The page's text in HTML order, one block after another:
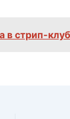
в стрип-